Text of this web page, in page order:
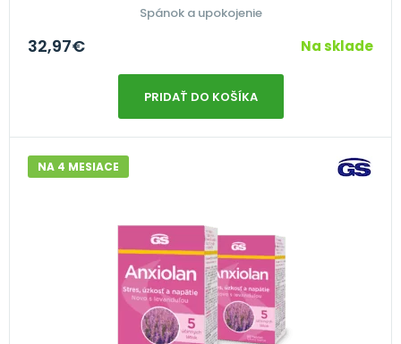
Spánok a upokojenie
32,97€ Na sklade
PRIDAŤ DO KOŠÍKA
NA 4 MESIACE